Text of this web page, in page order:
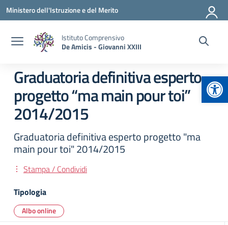
Vai ai contenuti
Vai al menu di navigazione
Vai al footer
Ministero dell'Istruzione e del Merito
Istituto Comprensivo
De Amicis - Giovanni XXIII
Graduatoria definitiva esperto
progetto “ma main pour toi”
2014/2015
Graduatoria definitiva esperto progetto "ma
main pour toi" 2014/2015
Stampa / Condividi
Tipologia
Albo online